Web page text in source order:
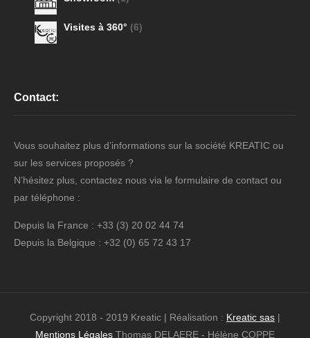
Visites à 360° (6)
Contact:
Vous souhaitez plus d’informations sur la société KREATIC ou
sur les services proposés ?
N’hésitez plus, contactez nous via le formulaire de contact ou
par téléphone :
Depuis la France : +33 (3) 20 02 44 74
Depuis la Belgique : +32 (0) 65 72 43 17
Copyright 2018 - 2019 Kreatic | Réalisation : Kreatic sas |
Mentions Légales Thomas DELAERE - Hélène COPPE